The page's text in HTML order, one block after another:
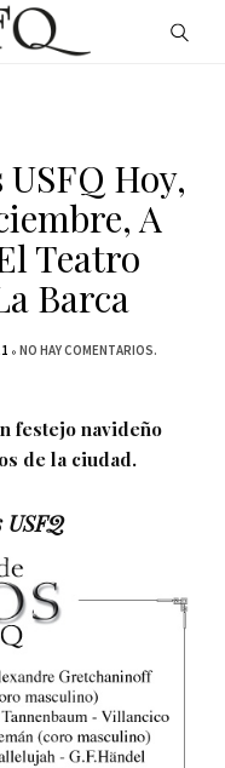
Hoy,
A
Teatro
Barca
NO HAY COMENTARIOS.
festejo navideño
de la ciudad.
USFQ